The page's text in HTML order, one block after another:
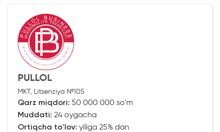
PULLOL
MKT, Litsenziya №105
Qarz miqdori: 50 000 000 so'm
Muddati: 24 oygacha
Ortiqcha to'lov: yiliga 25% dan